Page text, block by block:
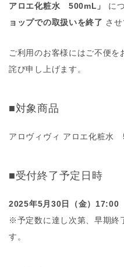
アロエ化粧水 500mL」
に
ョップでの取扱いを終了 さ
ご利用のお客様にはご不便
詫び申し上げます。
■対象商品
アロヴィヴィ アロエ化粧水
■受付終了予定日時
2025年5月30日（金）17:00
※予定数に達し次第、早期終
す。